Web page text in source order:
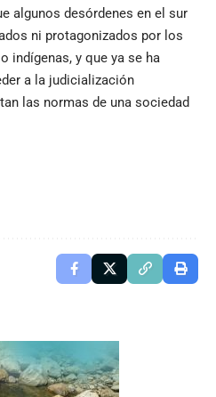
algunos desórdenes en el sur
ni protagonizados por los
indígenas, y que ya se ha
a la judicialización
las normas de una sociedad